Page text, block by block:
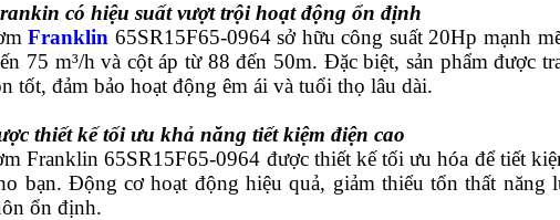
có hiệu suất vượt trội hoạt động ổn định
Franklin 65SR15F65-0964sở hữu công suất 20Hp mạnh
75 m³/h và cột áp từ 88 đến 50m. Đặc biệt, sản phẩm được
tốt, đảm bảo hoạt động êm ái và tuổi thọ lâu dài.
thiết kế tối ưu khả năng tiết kiệm điện cao
Franklin65SR15F65-0964 được thiết kế tối ưu hóa để tiết
bạn. Động cơ hoạt động hiệu quả, giảm thiểu tổn thất năng
ổn định.